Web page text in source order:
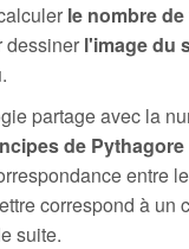
le nombre
dessiner l'image du
.
partage avec la
de Pythagore
entre
correspond à un
suite.